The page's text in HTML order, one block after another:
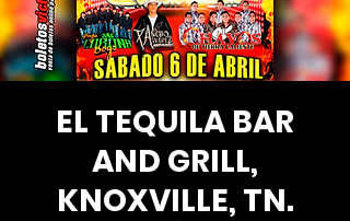
EL TEQUILA BAR
AND GRILL,
KNOXVILLE, TN.